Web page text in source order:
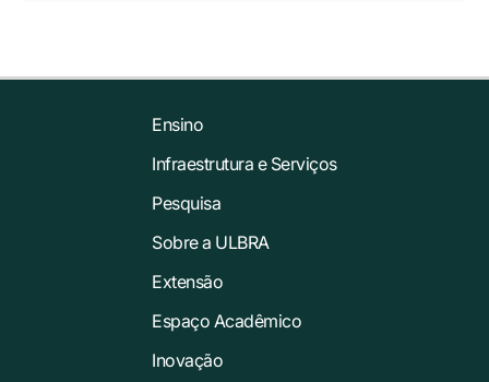
Ensino
Infraestrutura e Serviços
Pesquisa
Sobre a ULBRA
Extensão
Espaço Acadêmico
Inovação